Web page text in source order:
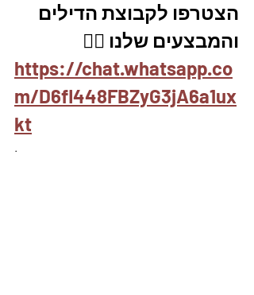
הצטרפו לקבוצת הדילים
והמבצעים שלנו 👇🏽
https://chat.whatsapp.co
m/D6fl448FBZyG3jA6a1ux
kt
.